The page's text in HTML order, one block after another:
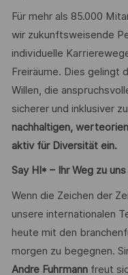
Für mehr als 85.000
wir zukunftsweisende
individuelle
Freiräume. Dies gelingt
Willen, die
sicherer und inklusiver
nachhaltigen,
aktiv für Diversität ein.
Say HI* – Ihr Weg zu uns
Wenn die Zeichen der
unsere internationalen
heute mit den
morgen zu begegnen.
Andre Fuhrmannfreut